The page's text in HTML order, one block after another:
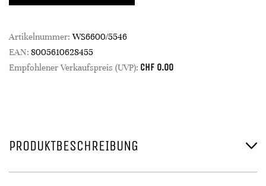
Artikelnummer: WS6600/5546
EAN: 8005610628455
Empfohlener Verkaufspreis (UVP): CHF 0.00
PRODUKTBESCHREIBUNG